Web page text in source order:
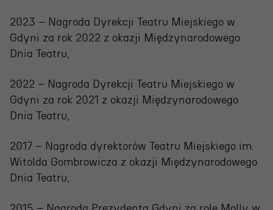
Wydarzenia
Oferta edukacyjna
Polecamy
2023 – Nagroda Dyrekcji Teatru Miejskiego w
Gdyni za rok 2022 z okazji Międzynarodowego
Dnia Teatru,
2022 – Nagroda Dyrekcji Teatru Miejskiego w
Gdyni za rok 2021 z okazji Międzynarodowego
Dnia Teatru,
2017 – Nagroda dyrektorów Teatru Miejskiego im.
Witolda Gombrowicza z okazji Międzynarodowego
Dnia Teatru,